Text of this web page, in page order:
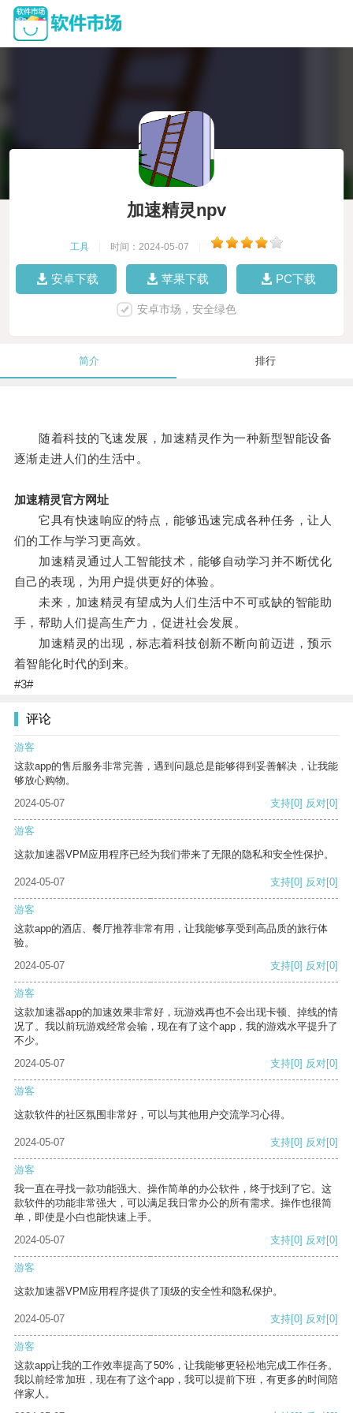
加速精灵npv
工具 时间：2024-05-07
安卓下载 苹果下载 PC下载
安卓市场，安全绿色
简介 排行
随着科技的飞速发展，加速精灵作为一种新型智能设备
逐渐走进人们的生活中。
加速精灵官方网址
它具有快速响应的特点，能够迅速完成各种任务，让人
们的工作与学习更高效。
加速精灵通过人工智能技术，能够自动学习并不断优化
自己的表现，为用户提供更好的体验。
未来，加速精灵有望成为人们生活中不可或缺的智能助
手，帮助人们提高生产力，促进社会发展。
加速精灵的出现，标志着科技创新不断向前迈进，预示
着智能化时代的到来。
#3#
评论
游客
这款app的售后服务非常完善，遇到问题总是能够得到妥善解决，让我能
够放心购物。
2024-05-07
支持[0] 反对[0]
游客
这款加速器VPM应用程序已经为我们带来了无限的隐私和安全性保护。
2024-05-07 支持[0] 反对[0]
游客
这款app的酒店、餐厅推荐非常有用，让我能够享受到高品质的旅行体
验。
2024-05-07
支持[0] 反对[0]
游客
这款加速器app的加速效果非常好，玩游戏再也不会出现卡顿、掉线的情
况了。我以前玩游戏经常会输，现在有了这个app，我的游戏水平提升了
不少。
2024-05-07
支持[0] 反对[0]
游客
这款软件的社区氛围非常好，可以与其他用户交流学习心得。
2024-05-07 支持[0] 反对[0]
游客
我一直在寻找一款功能强大、操作简单的办公软件，终于找到了它。这
款软件的功能非常强大，可以满足我日常办公的所有需求。操作也很简
单，即使是小白也能快速上手。
2024-05-07
支持[0] 反对[0]
游客
这款加速器VPM应用程序提供了顶级的安全性和隐私保护。
2024-05-07 支持[0] 反对[0]
游客
这款app让我的工作效率提高了50%，让我能够更轻松地完成工作任务。
我以前经常加班，现在有了这个app，我可以提前下班，有更多的时间陪
伴家人。